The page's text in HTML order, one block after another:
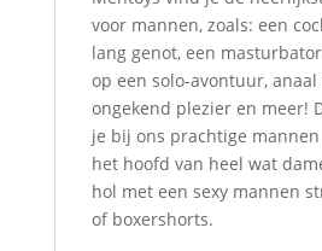
voor mannen, zoals: een
lang genot, een
op een solo-avontuur, anaal
ongekend plezier en meer!
je bij ons prachtige
het hoofd van heel wat
hol met een sexy mannen
of boxershorts.